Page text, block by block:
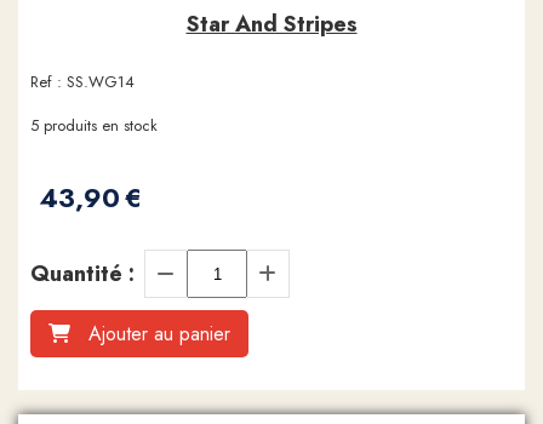
Star And Stripes
Ref : SS.WG14
43,90€
5 produits en stock
Quantité :
Ajouter au panier